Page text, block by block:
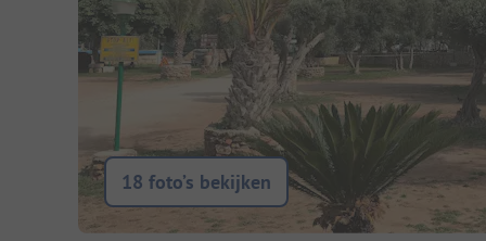
18 foto’s bekijken